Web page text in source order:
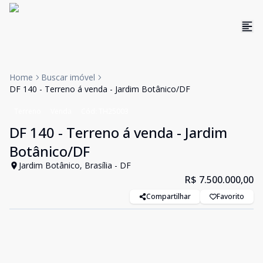
Home
Buscar imóvel
DF 140 - Terreno á venda - Jardim Botânico/DF
DF 140 - Terreno á venda - Jardim
Botânico/DF
Jardim Botânico, Brasília - DF
R$ 7.500.000,00
Compartilhar Favorito